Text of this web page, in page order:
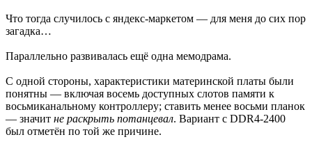
Что тогда случилось с яндекс-маркетом — для меня до сих пор
загадка…
Параллельно развивалась ещё одна мемодрама.
С одной стороны, характеристики материнской платы были
понятны — включая восемь доступных слотов памяти к
восьмиканальному контроллеру; ставить менее восьми планок
— значит не раскрыть потанцевал. Вариант с DDR4-2400
был отметён по той же причине.